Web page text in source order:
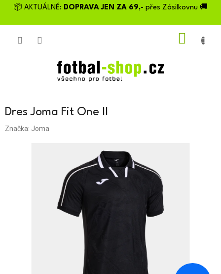
Přejít📦 AKTUÁLNĚ: DOPRAVA JEN ZA 69,- přes Zásilkovnu 🚚
Dres Joma Fit One II
Značka: Joma